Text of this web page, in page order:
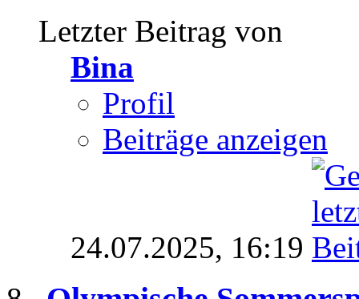
Letzter Beitrag von
Bina
Profil
Beiträge anzeigen
24.07.2025, 16:19